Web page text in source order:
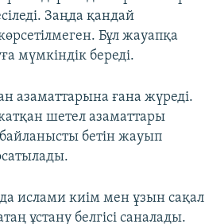
Заңда қандай
Бұл жауапқа
мүмкіндік береді.
азаматтарына ғана жүреді.
шетел азаматтары
бетін жауып
ислами киім мен ұзын сақал
ұстану белгісі саналады.